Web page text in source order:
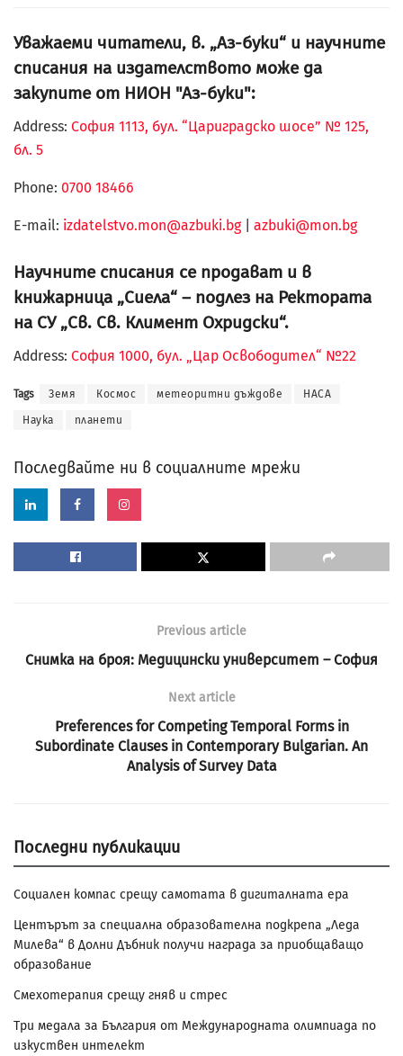
Уважаеми читатели, в. „Аз-буки“ и научните
списания на издателството може да
закупите от НИОН "Аз-буки":
Address: София 1113, бул. “Цариградско шосе” № 125,
бл. 5
Phone: 0700 18466
Е-mail: izdatelstvo.mon@azbuki.bg| azbuki@mon.bg
Научните списания се продават и в
книжарница „Сиела“ – подлез на Ректората
на СУ „Св. Св. Климент Охридски“.
Address: София 1000, бул. „Цар Освободител“ №22
Tags Земя Космос метеоритни дъждове НАСА
Наука планети
Последвайте ни в социалните мрежи
Previous article
Снимка на броя: Медицински университет – София
Next article
Preferences for Competing Temporal Forms in
Subordinate Clauses in Contemporary Bulgarian. An
Analysis of Survey Data
Последни публикации
Социален компас срещу самотата в дигиталната ера
Центърът за специална образователна подкрепа „Леда
Милева“ в Долни Дъбник получи награда за приобщаващо
образование
Смехотерапия срещу гняв и стрес
Три медала за България от Международната олимпиада по
изкуствен интелект